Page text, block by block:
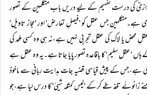
کی درست تفہیم کے لیے دریں باب متکلمین کے تصور
جس عقل کو 'فیصلِ تعارض' اور 'مجاز تاویل'
محض یا لاک کی عقل تجربی نہیں ہے،نہ ہی وہ کسی ملحد کی
'عقل سلیم' کا باقاعدہ تصور پایا جاتا ہے۔یہ وہ عقل ہے
چکی ہے،جس کے پیش قیاسی قضیہ جات ہدایت ربانی سے ماخوذ
تلمذ طے کر کے 'لیس کمثلہ شیئ' کا درس لیا ہے،جو